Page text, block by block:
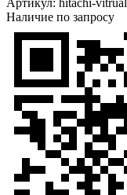
Наличие по запросу